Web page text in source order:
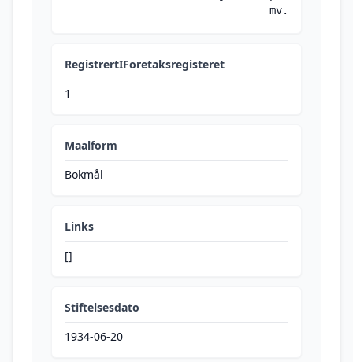
mv.
RegistrertIForetaksregisteret
1
Maalform
Bokmål
Links
[]
Stiftelsesdato
1934-06-20